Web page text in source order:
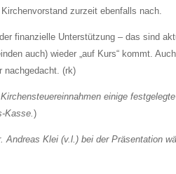
zurzeit ebenfalls nach.
finanzielle Unterstützung – das sind
auch) wieder „auf Kurs“ kommt.
nachgedacht. (rk)
einige
Kasse.)
Klei (v.l.) bei der Präsentation